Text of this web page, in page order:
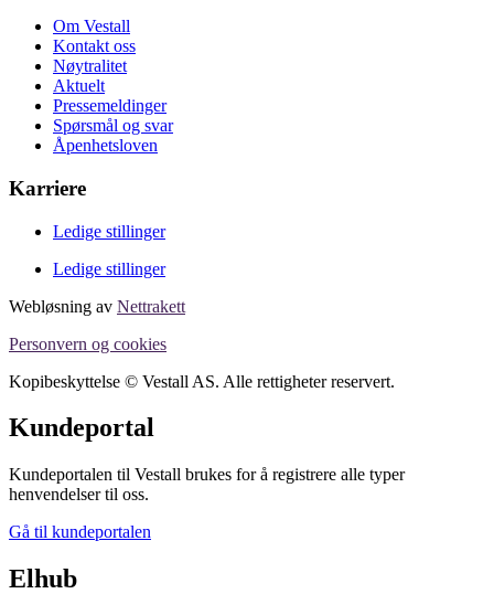
Om Vestall
Kontakt oss
Nøytralitet
Aktuelt
Pressemeldinger
Spørsmål og svar
Åpenhetsloven
Karriere
Ledige stillinger
Ledige stillinger
Webløsning av Nettrakett
Personvern og cookies
Kopibeskyttelse © Vestall AS. Alle rettigheter reservert.
Kundeportal
Kundeportalen til Vestall brukes for å registrere alle typer
henvendelser til oss.
Gå til kundeportalen
Elhub